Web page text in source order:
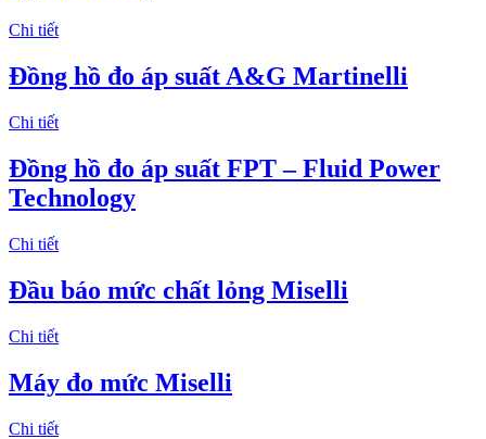
Chi tiết
Đồng hồ đo áp suất A&G Martinelli
Chi tiết
Đồng hồ đo áp suất FPT – Fluid Power
Technology
Chi tiết
Đầu báo mức chất lỏng Miselli
Chi tiết
Máy đo mức Miselli
Chi tiết